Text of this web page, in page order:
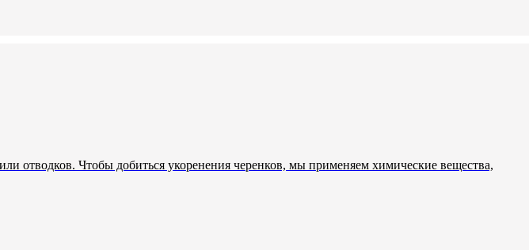
отводков. Чтобы добиться укоренения черенков, мы применяем химические вещества,